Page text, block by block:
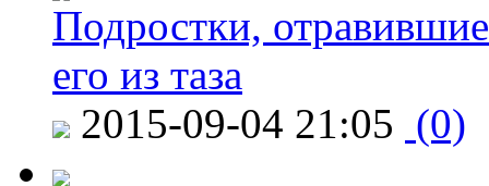
Подростки,
его из таза
2015-09-04 21:05 (0)